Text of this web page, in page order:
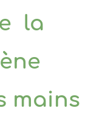
la
mains